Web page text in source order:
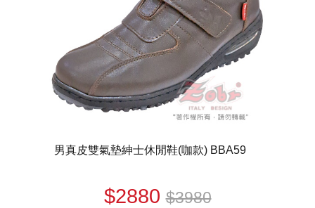
男真皮雙氣墊紳士休閒鞋(咖款) BBA59
$2880$3980